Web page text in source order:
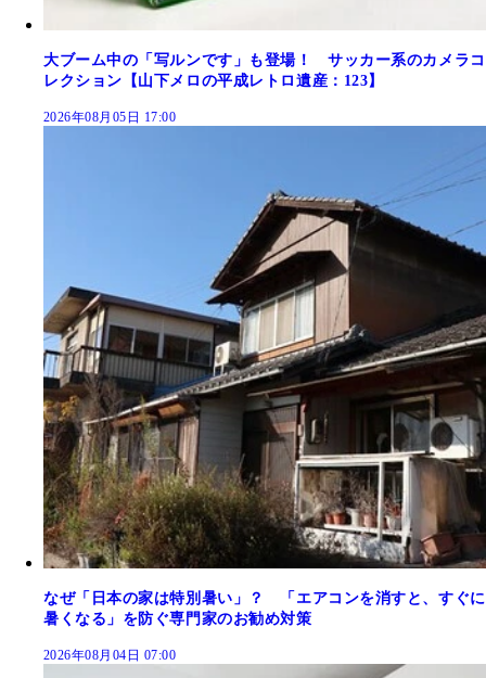
大ブーム中の「写ルンです」も登場！ サッカー系のカメラコ
レクション【山下メロの平成レトロ遺産：123】
2026年08月05日 17:00
なぜ「日本の家は特別暑い」？ 「エアコンを消すと、すぐに
暑くなる」を防ぐ専門家のお勧め対策
2026年08月04日 07:00